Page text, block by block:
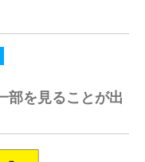
部を見ることが出